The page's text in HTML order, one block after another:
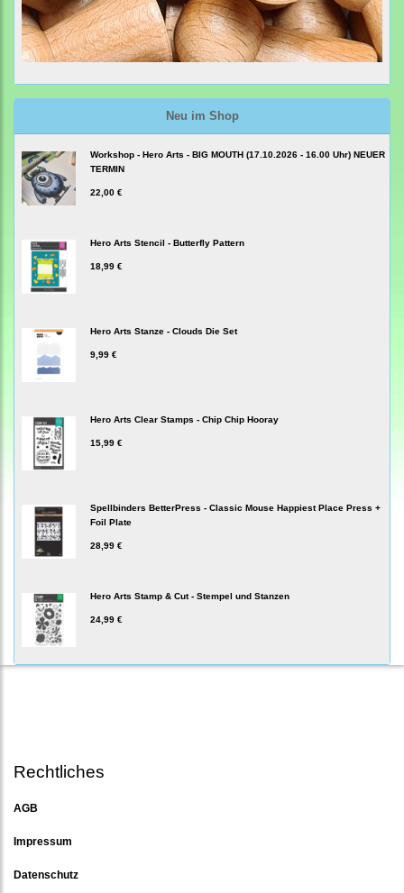
Neu im Shop
Workshop - Hero Arts - BIG MOUTH (17.10.2026 - 16.00 Uhr) NEUER
TERMIN
22,00 €
Hero Arts Stencil - Butterfly Pattern
18,99 €
Hero Arts Stanze - Clouds Die Set
9,99 €
Hero Arts Clear Stamps - Chip Chip Hooray
15,99 €
Spellbinders BetterPress - Classic Mouse Happiest Place Press +
Foil Plate
28,99 €
Hero Arts Stamp & Cut - Stempel und Stanzen
24,99 €
Rechtliches
AGB
Impressum
Datenschutz